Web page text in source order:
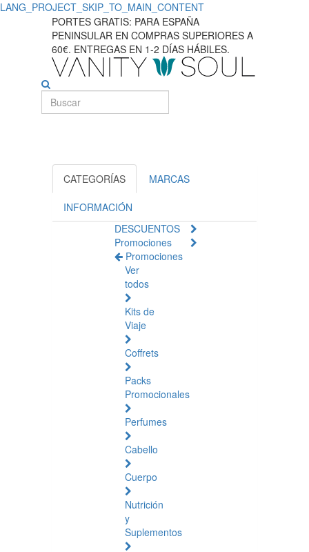
LANG_PROJECT_SKIP_TO_MAIN_CONTENT
PORTES GRATIS: PARA ESPAÑA
PENINSULAR EN COMPRAS SUPERIORES A
60€. ENTREGAS EN 1-2 DÍAS HÁBILES.
CATEGORÍAS MARCAS
INFORMACIÓN
DESCUENTOS
Promociones
Promociones
Ver
todos
Kits de
Viaje
Coffrets
Packs
Promocionales
Perfumes
Cabello
Cuerpo
Nutrición
y
Suplementos